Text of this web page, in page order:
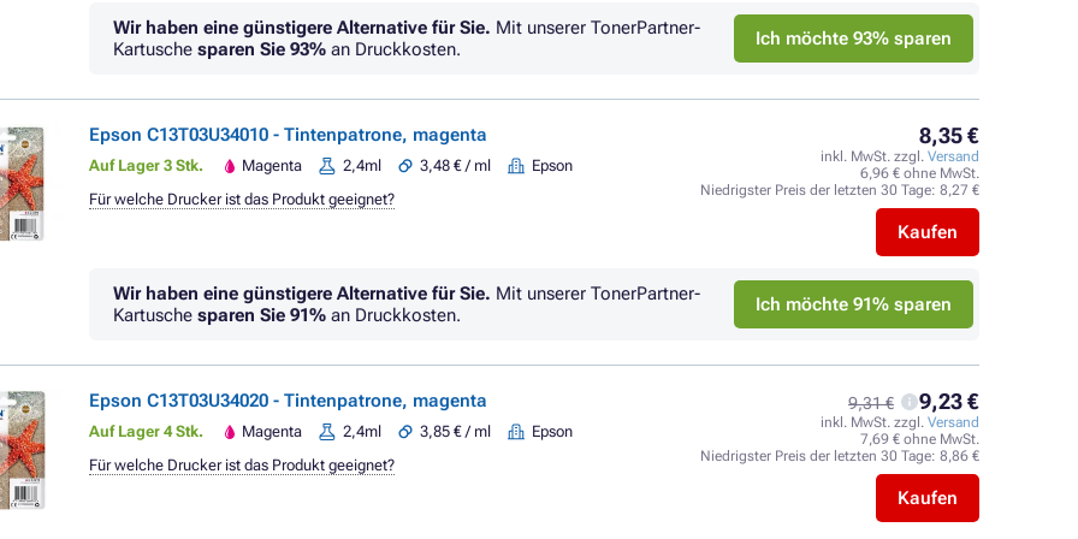
Wir haben eine günstigere Alternative für Sie. Mit unserer TonerPartner-
Kartusche sparen Sie 93% an Druckkosten. Ich möchte 93% sparen
Epson C13T03U34010 - Tintenpatrone, magenta
Auf Lager 3 Stk. Magenta 2,4ml 3,48 € / ml Epson
8,35 €
inkl. MwSt. zzgl. Versand
6,96 € ohne MwSt.
Niedrigster Preis der letzten 30 Tage: 8,27 €
Kaufen
Für welche Drucker ist das Produkt geeignet?
Wir haben eine günstigere Alternative für Sie. Mit unserer TonerPartner-
Kartusche sparen Sie 91% an Druckkosten. Ich möchte 91% sparen
Epson C13T03U34020 - Tintenpatrone, magenta
Auf Lager 4 Stk. Magenta 2,4ml 3,85 € / ml Epson
9,31 € 9,23 €
inkl. MwSt. zzgl. Versand
7,69 € ohne MwSt.
Niedrigster Preis der letzten 30 Tage: 8,86 €
Kaufen
Für welche Drucker ist das Produkt geeignet?